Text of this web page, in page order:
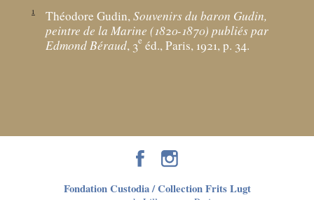
1 Théodore Gudin,Souvenirs du baron Gudin,
peintre de la Marine (1820-1870) publiés par
Edmond Béraud, 3e éd., Paris, 1921, p. 34.
Fondation Custodia / Collection Frits Lugt